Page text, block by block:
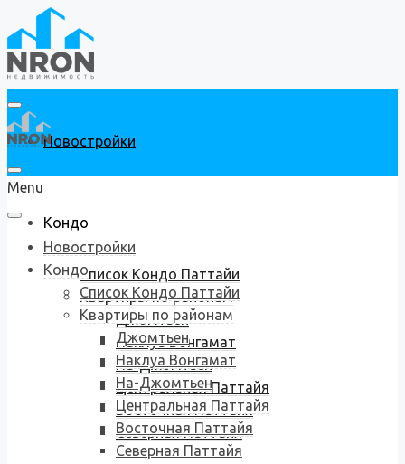
Новостройки
Кондо
Список Кондо Паттайи
Квартиры по районам
Джомтьен
Наклуа Вонгамат
На-Джомтьен
Центральная Паттайя
Восточная Паттайя
Северная Паттайя
Menu
Новостройки
Кондо
Список Кондо Паттайи
Квартиры по районам
Джомтьен
Наклуа Вонгамат
На-Джомтьен
Центральная Паттайя
Восточная Паттайя
Северная Паттайя